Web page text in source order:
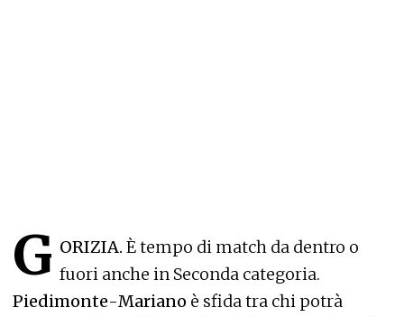
G ORIZIA. È tempo di match da dentro o
fuori anche in Seconda categoria.
Piedimonte-Mariano è sfida tra chi potrà